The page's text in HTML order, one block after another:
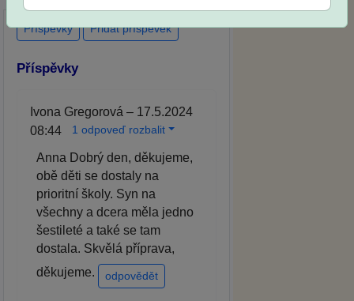
Příspěvky Přidat příspěvek
Příspěvky
Ivona Gregorová – 17.5.2024
08:44
1 odpoveď rozbalit
Anna Dobrý den, děkujeme,
obě děti se dostaly na
prioritní školy. Syn na
všechny a dcera měla jedno
šestileté a také se tam
dostala. Skvělá příprava,
děkujeme.
odpovědět